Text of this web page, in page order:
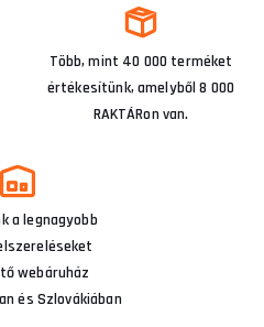
Több, mint 40 000 terméket
értékesítünk, amelyből 8 000
RAKTÁRon van.
a legnagyobb
webáruház
és Szlovákiában